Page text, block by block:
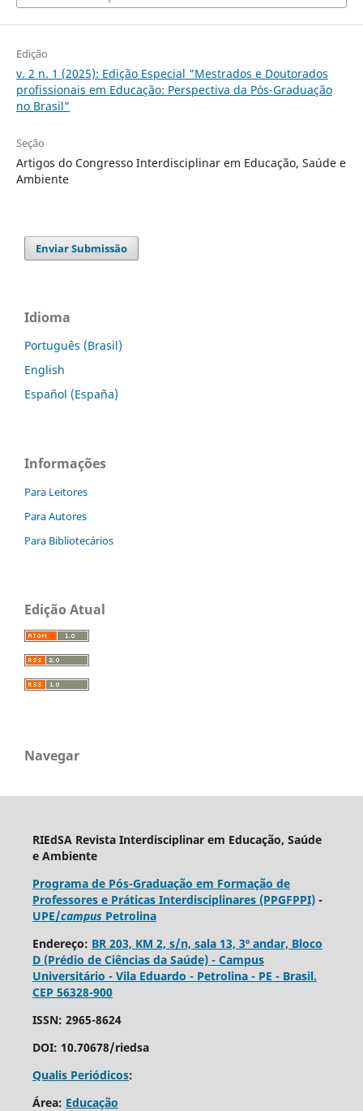
Edição
v. 2 n. 1 (2025): Edição Especial "Mestrados e Doutorados
profissionais em Educação: Perspectiva da Pós-Graduação
no Brasil"
Seção
Artigos do Congresso Interdisciplinar em Educação, Saúde e
Ambiente
Enviar Submissão
Idioma
Português (Brasil)
English
Español (España)
Informações
Para Leitores
Para Autores
Para Bibliotecários
Edição Atual
Navegar
RIEdSA Revista Interdisciplinar em Educação, Saúde
e Ambiente
Programa de Pós-Graduação em Formação de
Professores e Práticas Interdisciplinares (PPGFPPI)-
UPE/campusPetrolina
Endereço: BR 203, KM 2, s/n, sala 13, 3º andar, Bloco
D (Prédio de Ciências da Saúde) - Campus
Universitário - Vila Eduardo - Petrolina - PE - Brasil.
CEP 56328-900
ISSN: 2965-8624
DOI: 10.70678/riedsa
Qualis Periódicos:
Área: Educação